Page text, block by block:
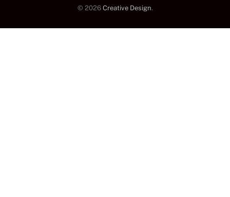
© 2026 Creative Design.